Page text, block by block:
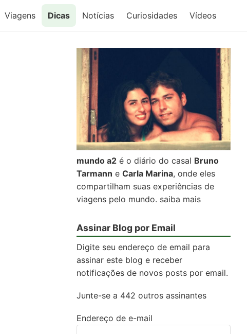
Viagens Dicas Notícias Curiosidades Vídeos
mundo a2 é o diário do casal Bruno
Tarmann e Carla Marina, onde eles
compartilham suas experiências de
viagens pelo mundo. saiba mais
Assinar Blog por Email
Digite seu endereço de email para
assinar este blog e receber
notificações de novos posts por email.
Junte-se a 442 outros assinantes
Endereço de e-mail